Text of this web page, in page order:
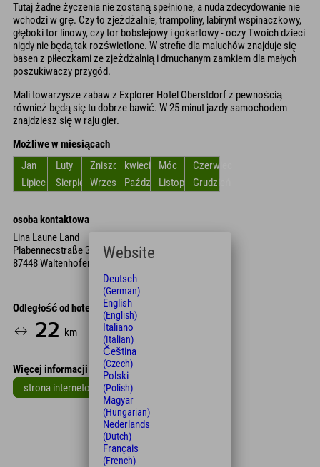
Tutaj żadne życzenia nie zostaną spełnione, a nuda zdecydowanie nie
wchodzi w grę. Czy to zjeżdżalnie, trampoliny, labirynt wspinaczkowy,
głęboki tor linowy, czy tor bobslejowy i gokartowy - oczy Twoich dzieci
nigdy nie będą tak rozświetlone. W strefie dla maluchów znajduje się
basen z piłeczkami ze zjeżdżalnią i dmuchanym zamkiem dla małych
poszukiwaczy przygód.
Mali towarzysze zabaw z Explorer Hotel Oberstdorf z pewnością
również będą się tu dobrze bawić. W 25 minut jazdy samochodem
znajdziesz się w raju gier.
Możliwe w miesiącach
Jan
Luty ZniszczyćkwiecieńMóc
Czerwiec
Lipiec
Sierpień WrzesieńPaździernikListopadGrudzień
osoba kontaktowa
Lina Laune Land
Plabennecstraße 30
87448 Waltenhofen
Odległość od hotelu
22 km 20
Więcej informacji
strona internetowa
Leaflet
Website
Deutsch
(German)
English
(English)
Italiano
(Italian)
Čeština
(Czech)
Polski
(Polish)
Magyar
(Hungarian)
Nederlands
(Dutch)
Français
(French)